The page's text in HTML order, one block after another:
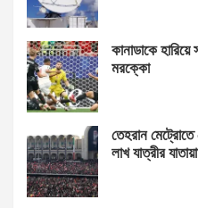
কানাডাকে
মরক্কো
তেহরান মেট্রোতে
লাখ যাত্রীর